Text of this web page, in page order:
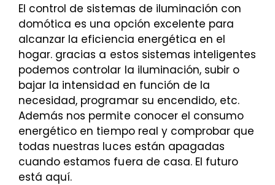
El control de sistemas de iluminación con
domótica es una opción excelente para
alcanzar la eficiencia energética en el
hogar. gracias a estos sistemas inteligentes
podemos controlar la iluminación, subir o
bajar la intensidad en función de la
necesidad, programar su encendido, etc.
Además nos permite conocer el consumo
energético en tiempo real y comprobar que
todas nuestras luces están apagadas
cuando estamos fuera de casa. El futuro
está aquí.